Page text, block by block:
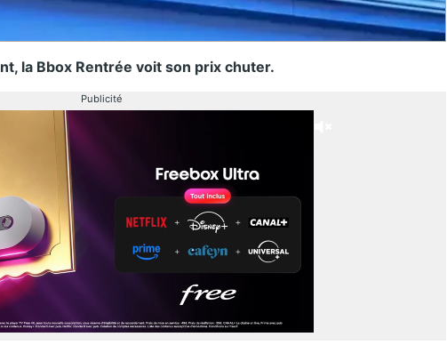
la Bbox Rentrée voit son prix chuter.
Publicité